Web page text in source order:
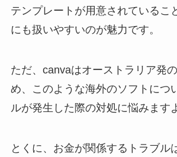
テンプレートが用意されているこ
にも扱いやすいのが魅力です。
ただ、canvaはオーストラリア発
め、このような海外のソフトにつ
ルが発生した際の対処に悩みます
とくに、お金が関係するトラブル